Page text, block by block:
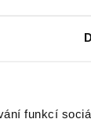
funkcí